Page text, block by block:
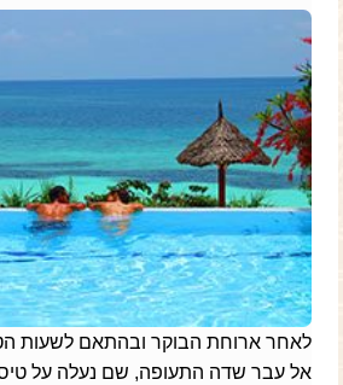
לאחר ארוחת הבוקר ובהתאם לשעות
אל עבר שדה התעופה, שם נעלה על